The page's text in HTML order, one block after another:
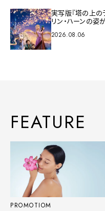
実写版『塔の上の
リン・ハーンの姿
2026.08.06
FEATURE
PROMOTIOM